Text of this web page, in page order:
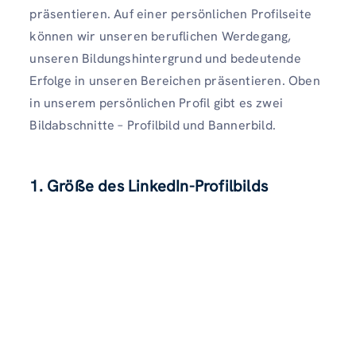
präsentieren. Auf einer persönlichen Profilseite
können wir unseren beruflichen Werdegang,
unseren Bildungshintergrund und bedeutende
Erfolge in unseren Bereichen präsentieren. Oben
in unserem persönlichen Profil gibt es zwei
Bildabschnitte – Profilbild und Bannerbild.
1. Größe des LinkedIn-Profilbilds